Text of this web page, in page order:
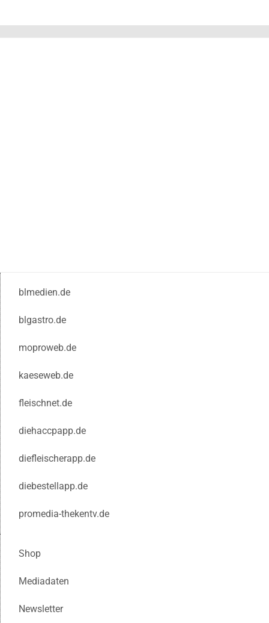
blmedien.de
blgastro.de
moproweb.de
kaeseweb.de
fleischnet.de
diehaccpapp.de
diefleischerapp.de
diebestellapp.de
promedia-thekentv.de
Shop
Mediadaten
Newsletter